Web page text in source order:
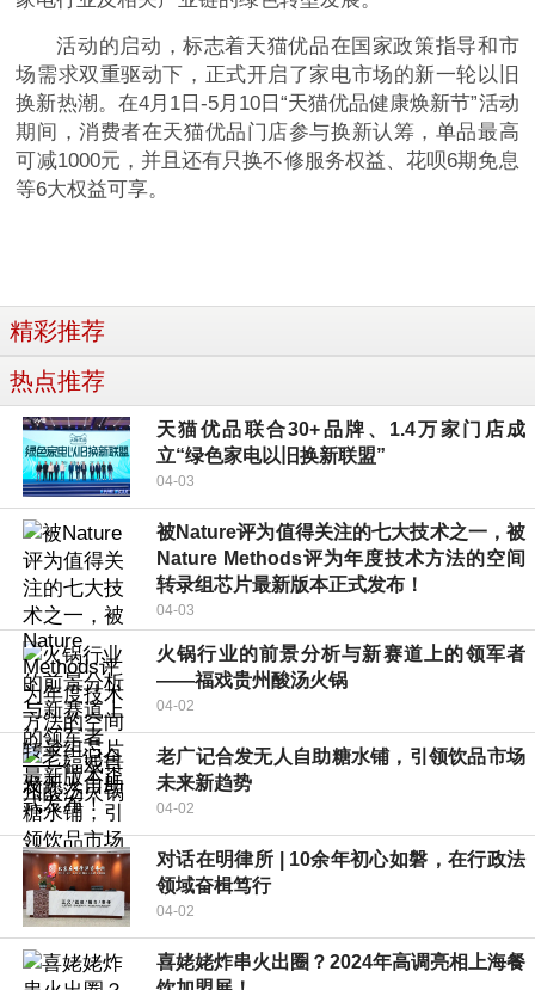
活动的启动，标志着天猫优品在国家政策指导和市
场需求双重驱动下，正式开启了家电市场的新一轮以旧
换新热潮。在4月1日-5月10日“天猫优品健康焕新节”活动
期间，消费者在天猫优品门店参与换新认筹，单品最高
可减1000元，并且还有只换不修服务权益、花呗6期免息
等6大权益可享。
精彩推荐
热点推荐
天猫优品联合30+品牌、1.4万家门店成
立“绿色家电以旧换新联盟”
04-03
被Nature评为值得关注的七大技术之一，被
Nature Methods评为年度技术方法的空间
转录组芯片最新版本正式发布！
04-03
火锅行业的前景分析与新赛道上的领军者
——福戏贵州酸汤火锅
04-02
老广记合发无人自助糖水铺，引领饮品市场
未来新趋势
04-02
对话在明律所 | 10余年初心如磐，在行政法
领域奋楫笃行
04-02
喜姥姥炸串火出圈？2024年高调亮相上海餐